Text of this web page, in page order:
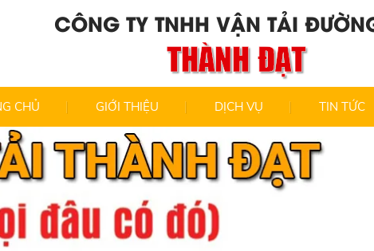
CÔNG TY TNHH VẬN TẢI
THÀNH ĐẠT
CHỦ GIỚI THIỆU DỊCH VỤ TIN TỨC